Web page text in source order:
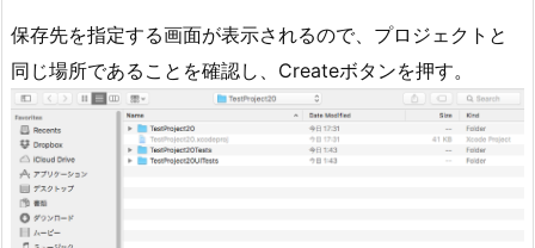
保存先を指定する画面が表示されるので、プロジェクトと
同じ場所であることを確認し、Createボタンを押す。